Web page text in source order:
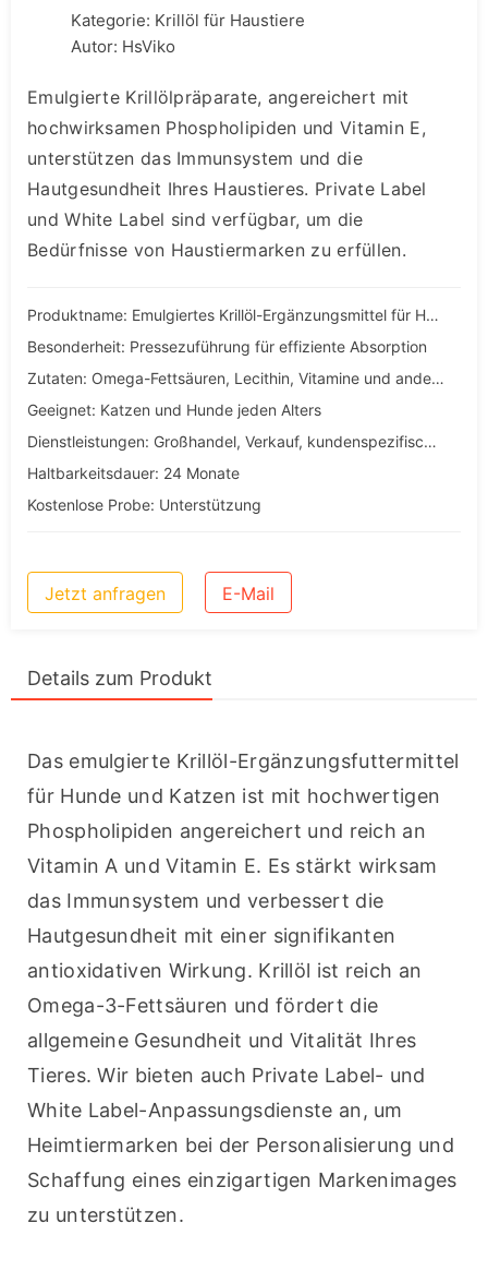
Kategorie: Krillöl für Haustiere
Autor: HsViko
Emulgierte Krillölpräparate, angereichert mit
hochwirksamen Phospholipiden und Vitamin E,
unterstützen das Immunsystem und die
Hautgesundheit Ihres Haustieres. Private Label
und White Label sind verfügbar, um die
Bedürfnisse von Haustiermarken zu erfüllen.
Produktname: Emulgiertes Krillöl-Ergänzungsmittel für Haustiere
Besonderheit: Pressezuführung für effiziente Absorption
Zutaten: Omega-Fettsäuren, Lecithin, Vitamine und andere Nährstoffe
Geeignet: Katzen und Hunde jeden Alters
Dienstleistungen: Großhandel, Verkauf, kundenspezifische, OEM- und ODM-Dienstleistungen
Haltbarkeitsdauer: 24 Monate
Kostenlose Probe: Unterstützung
Jetzt anfragen E-Mail
Details zum Produkt
Das emulgierte Krillöl-Ergänzungsfuttermittel
für Hunde und Katzen ist mit hochwertigen
Phospholipiden angereichert und reich an
Vitamin A und Vitamin E. Es stärkt wirksam
das Immunsystem und verbessert die
Hautgesundheit mit einer signifikanten
antioxidativen Wirkung. Krillöl ist reich an
Omega-3-Fettsäuren und fördert die
allgemeine Gesundheit und Vitalität Ihres
Tieres. Wir bieten auch Private Label- und
White Label-Anpassungsdienste an, um
Heimtiermarken bei der Personalisierung und
Schaffung eines einzigartigen Markenimages
zu unterstützen.